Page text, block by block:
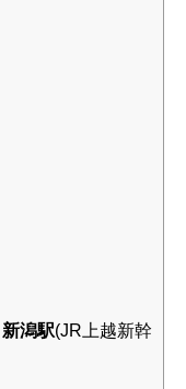
新潟駅(JR上越新幹